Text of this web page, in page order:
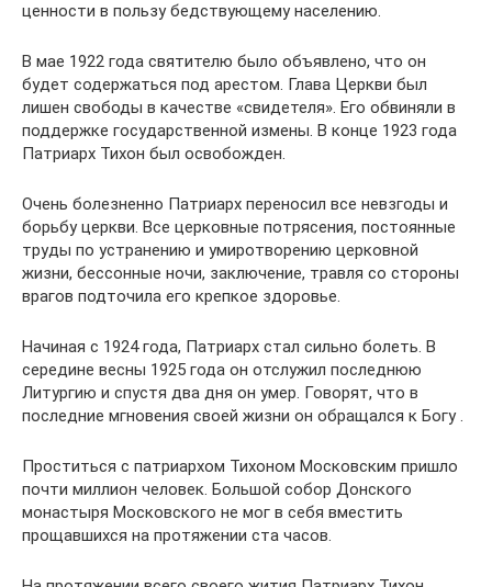
ценности в пользу бедствующему населению.
В мае 1922 года святителю было объявлено, что он
будет содержаться под арестом. Глава Церкви был
лишен свободы в качестве «свидетеля». Его обвиняли в
поддержке государственной измены. В конце 1923 года
Патриарх Тихон был освобожден.
Очень болезненно Патриарх переносил все невзгоды и
борьбу церкви. Все церковные потрясения, постоянные
труды по устранению и умиротворению церковной
жизни, бессонные ночи, заключение, травля со стороны
врагов подточила его крепкое здоровье.
Начиная с 1924 года, Патриарх стал сильно болеть. В
середине весны 1925 года он отслужил последнюю
Литургию и спустя два дня он умер. Говорят, что в
последние мгновения своей жизни он обращался к Богу .
Проститься с патриархом Тихоном Московским пришло
почти миллион человек. Большой собор Донского
монастыря Московского не мог в себя вместить
прощавшихся на протяжении ста часов.